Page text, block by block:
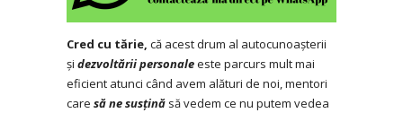
Cred cu tărie, că acest drum al autocunoașterii
și dezvoltării personaleeste parcurs mult mai
eficient atunci când avem alături de noi, mentori
care să ne susțină să vedem ce nu putem vedea